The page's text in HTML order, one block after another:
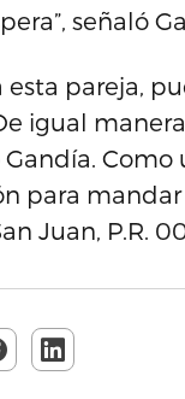
señaló
esta pareja,
igual
Gandía.
para
Juan, P.R.